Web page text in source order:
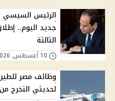
الرئيس السيسي
جديد اليوم..
الثالثة
لحديثي التخرج